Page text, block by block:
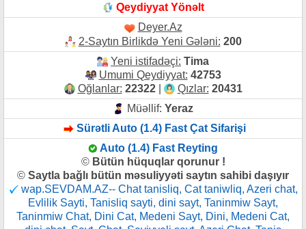
Qeydiyyat Yönəlt
Deyer.Az
2-Saytın Birlikdə Yeni Gələni: 200
Yeni istifadəçi: Tima
Umumi Qeydiyyat: 42753
Oğlanlar: 22322| Qızlar: 20431
Müəllif: Yeraz
Sürətli Auto (1.4) Fast Çat Sifarişi
Auto (1.4) Fast Reyting
© Bütün hüquqlar qorunur !
© Saytla bağlı bütün məsuliyyəti saytın sahibi daşıyır
wap.SEVDAM.AZ-- Chat tanisliq, Cat taniwliq, Azeri chat,
Evlilik Sayti, Tanisliq sayti, dini sayt, Taninmiw Sayt,
Taninmiw Chat, Dini Cat, Medeni Sayt, Dini, Medeni Cat,